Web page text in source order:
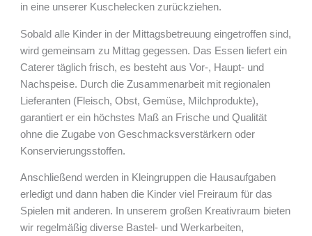
in eine unserer Kuschelecken zurückziehen.
Sobald alle Kinder in der Mittagsbetreuung eingetroffen sind,
wird gemeinsam zu Mittag gegessen. Das Essen liefert ein
Caterer täglich frisch, es besteht aus Vor-, Haupt- und
Nachspeise. Durch die Zusammenarbeit mit regionalen
Lieferanten (Fleisch, Obst, Gemüse, Milchprodukte),
garantiert er ein höchstes Maß an Frische und Qualität
ohne die Zugabe von Geschmacksverstärkern oder
Konservierungsstoffen.
Anschließend werden in Kleingruppen die Hausaufgaben
erledigt und dann haben die Kinder viel Freiraum für das
Spielen mit anderen. In unserem großen Kreativraum bieten
wir regelmäßig diverse Bastel- und Werkarbeiten,